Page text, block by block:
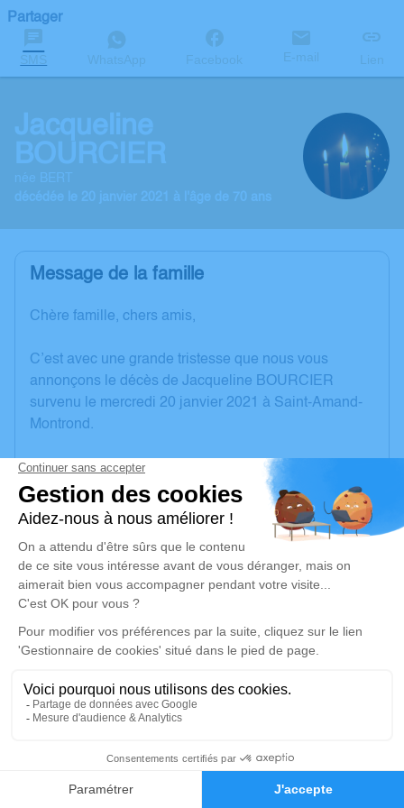
Faire-part Hommages
Partager
SMS WhatsApp Facebook E-mail Lien
Jacqueline
BOURCIER
née BERT
décédée le 20 janvier 2021 à l'âge de 70 ans
Message de la famille
Chère famille, chers amis,
C’est avec une grande tristesse que nous vous
annonçons le décès de Jacqueline BOURCIER
survenu le mercredi 20 janvier 2021 à Saint-Amand-
Montrond.
Nous vous invitons à utiliser cet espace pour laisser
vos condoléances, partager des photos souvenirs,
une anecdote ou exprimer vos pensées à travers des
poèmes ou des textes. Cet endroit est un lieu
d'expression dédié à honorer la mémoire de
disponible ici.
mardi 02 février 2021 à 10h00
70 Avenue Ambroise Croizat